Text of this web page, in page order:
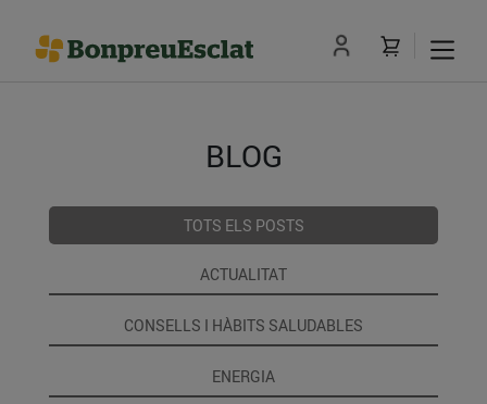
BLOG
TOTS ELS POSTS
ACTUALITAT
CONSELLS I HÀBITS SALUDABLES
ENERGIA